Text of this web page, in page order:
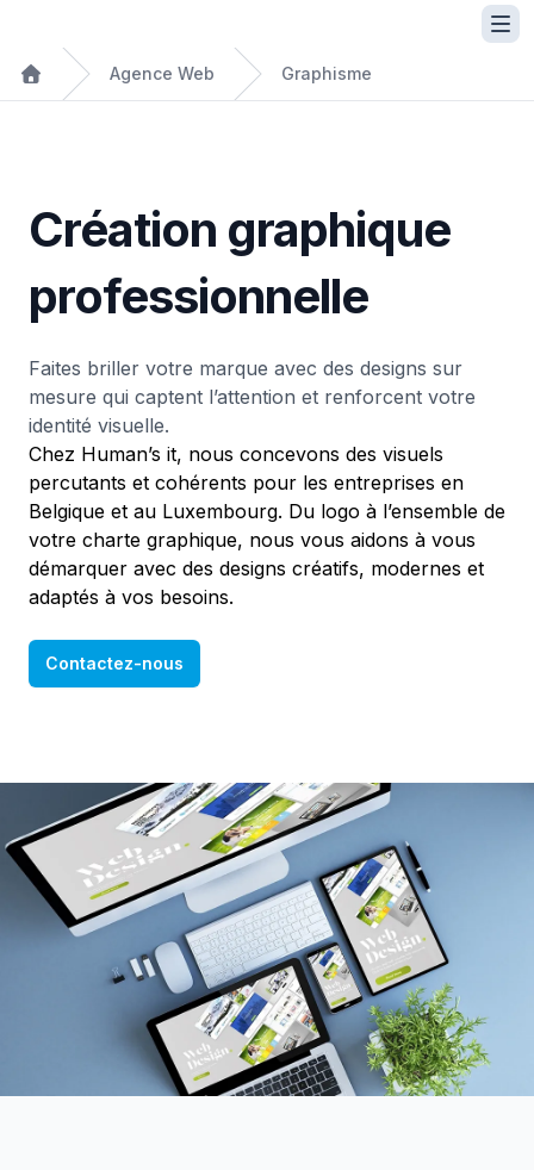
Agence Web Graphisme
Création graphique
professionnelle
Faites briller votre marque avec des designs sur
mesure qui captent l’attention et renforcent votre
identité visuelle.
Chez Human’s it, nous concevons des visuels
percutants et cohérents pour les entreprises en
Belgique et au Luxembourg. Du logo à l’ensemble de
votre charte graphique, nous vous aidons à vous
démarquer avec des designs créatifs, modernes et
adaptés à vos besoins.
Contactez-nous